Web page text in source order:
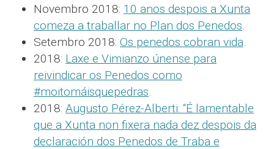
Novembro 2018: 10 anos despois a Xunta
comeza a traballar no Plan dos Penedos.
Setembro 2018: Os penedos cobran vida.
2018: Laxe e Vimianzo únense para
reivindicar os Penedos como
#moitomáisquepedras.
2018: Augusto Pérez-Alberti: “É lamentable
que a Xunta non fixera nada dez despois da
declaración dos Penedos de Traba e